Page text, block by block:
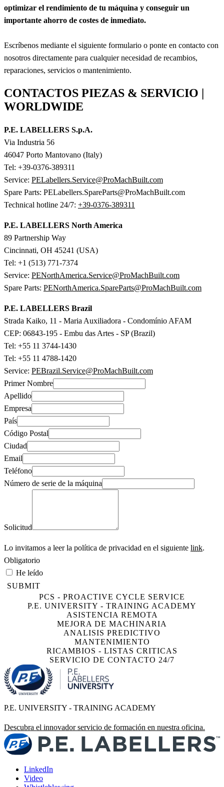
optimizar el rendimiento de tu máquina y conseguir un
importante ahorro de costes de inmediato.
Escríbenos mediante el siguiente formulario o ponte en contacto con
nosotros directamente para cualquier necesidad de recambios,
reparaciones, servicios o mantenimiento.
CONTACTOS PIEZAS & SERVICIO |
WORLDWIDE
P.E. LABELLERS S.p.A.
Via Industria 56
46047 Porto Mantovano (Italy)
Tel: +39-0376-389311
Service: PELabellers.Service@ProMachBuilt.com
Spare Parts: PELabellers.SpareParts@ProMachBuilt.com
Technical hotline 24/7: +39-0376-389311
P.E. LABELLERS North America
89 Partnership Way
Cincinnati, OH 45241 (USA)
Tel: +1 (513) 771-7374
Service: PENorthAmerica.Service@ProMachBuilt.com
Spare Parts: PENorthAmerica.SpareParts@ProMachBuilt.com
P.E. LABELLERS Brazil
Strada Kaiko, 11 - Maria Auxiliadora - Condomínio AFAM
CEP: 06843-195 - Embu das Artes - SP (Brazil)
Tel: +55 11 3744-1430
Tel: +55 11 4788-1420
Service: PEBrazil.Service@ProMachBuilt.com
Primer Nombre
Apellido
Empresa
País
Código Postal
Ciudad
Email
Teléfono
Número de serie de la máquina
Solicitud
Lo invitamos a leer la política de privacidad en el siguiente link.
Obligatorio
He leído
SUBMIT
PCS - PROACTIVE CYCLE SERVICE
P.E. UNIVERSITY - TRAINING ACADEMY
ASISTENCIA REMOTA
MEJORA DE MACHINARIA
ANALISIS PREDICTIVO
MANTENIMIENTO
RICAMBIOS - LISTAS CRITICAS
SERVICIO DE CONTACTO 24/7
P.E. UNIVERSITY - TRAINING ACADEMY
Descubra el innovador servicio de formación en nuestra oficina.
LinkedIn
Video